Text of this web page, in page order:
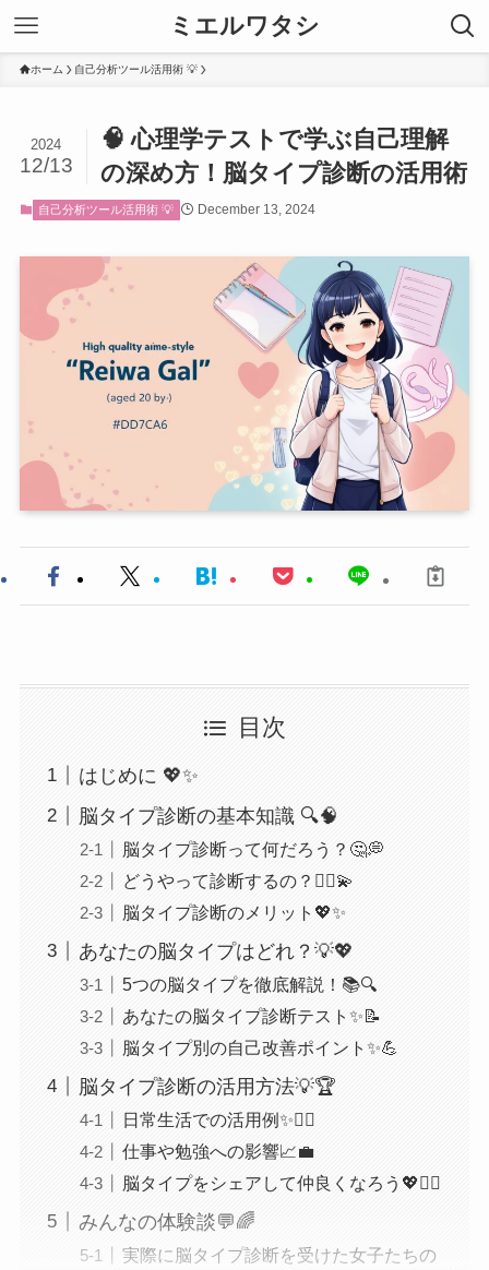
ミエルワタシ
ホーム 自己分析ツール活用術 💡
🧠 心理学テストで学ぶ自己理解
の深め方！脳タイプ診断の活用術
2024
12/13
自己分析ツール活用術 💡 December 13, 2024
目次
はじめに 💖✨
脳タイプ診断の基本知識 🔍🧠
脳タイプ診断って何だろう？🤔💭
どうやって診断するの？💁‍♀️💫
脳タイプ診断のメリット💖✨
あなたの脳タイプはどれ？💡💖
5つの脳タイプを徹底解説！📚🔍
あなたの脳タイプ診断テスト✨📝
脳タイプ別の自己改善ポイント✨💪
脳タイプ診断の活用方法💡🏆
日常生活での活用例✨🏄‍♀️
仕事や勉強への影響📈💼
脳タイプをシェアして仲良くなろう💖👯‍♀️
みんなの体験談💬🌈
実際に脳タイプ診断を受けた女子たちの